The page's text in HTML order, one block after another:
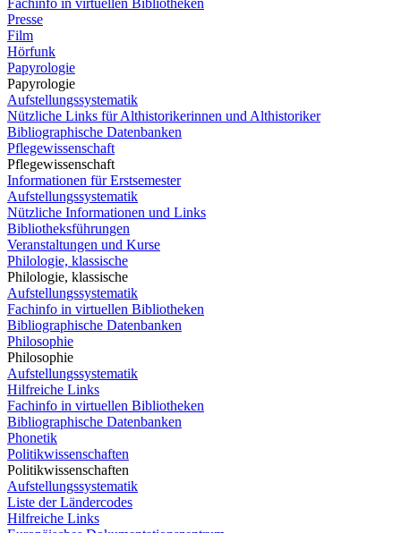
Fachinfo in virtuellen Bibliotheken
Presse
Film
Hörfunk
Papyrologie
Papyrologie
Aufstellungssystematik
Nützliche Links für Althistorikerinnen und Althistoriker
Bibliographische Datenbanken
Pflegewissenschaft
Pflegewissenschaft
Informationen für Erstsemester
Aufstellungssystematik
Nützliche Informationen und Links
Bibliotheksführungen
Veranstaltungen und Kurse
Philologie, klassische
Philologie, klassische
Aufstellungssystematik
Fachinfo in virtuellen Bibliotheken
Bibliographische Datenbanken
Philosophie
Philosophie
Aufstellungssystematik
Hilfreiche Links
Fachinfo in virtuellen Bibliotheken
Bibliographische Datenbanken
Phonetik
Politikwissenschaften
Politikwissenschaften
Aufstellungssystematik
Liste der Ländercodes
Hilfreiche Links